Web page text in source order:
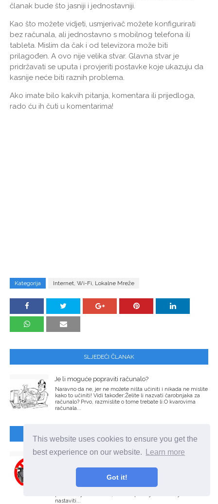
This website uses cookies to ensure you get the
best experience on our website.
Learn more
Got it!
članak bude što jasniji i jednostavniji.
Kao što možete vidjeti, usmjerivač možete konfigurirati
bez računala, ali jednostavno s mobilnog telefona ili
tableta. Mislim da čak i od televizora može biti
prilagođen. A ovo nije velika stvar. Glavna stvar je
pridržavati se uputa i provjeriti postavke koje ukazuju da
kasnije neće biti raznih problema.
Ako imate bilo kakvih pitanja, komentara ili prijedloga,
rado ću ih čuti u komentarima!
Kategorija Internet, Wi-Fi, Lokalne Mreže
SLJEDEĆI ČLANAK
Je li moguće popraviti računalo?
Naravno da ne, jer ne možete ništa učiniti i nikada ne mislite
kako to učiniti! Vidi također:Želite li nazvati čarobnjaka za
računalo? Prvo, razmislite o tome trebate li.O kvarovima
računala...
Moguće opcije za punjenje baterije laptopa bez
Mnogo je ljudi koji istodobno prakticiraju nekoliko
prijenosnih baterija za svoje prijenosno računalo. Ovaj je
pristup doista opravdan: dugo vremena bez mogućnosti
nastaviti...